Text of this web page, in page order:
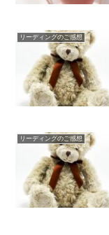
リーディングのご感想
リーディングのご感想